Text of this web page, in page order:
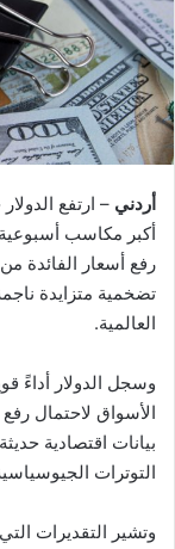
أردني – ارتفع
أكبر مكاسب
رفع أسعار الفائدة
تضخمية متزايدة
العالمية.
وسجل الدولار أداءً
الأسواق لاحتمال رفع
بيانات اقتصادية
التوترات
وتشير التقديرات